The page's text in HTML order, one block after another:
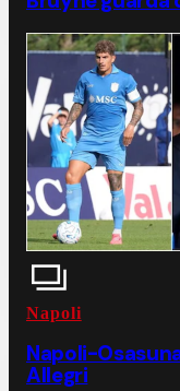
Napoli
Napoli-
Allegri